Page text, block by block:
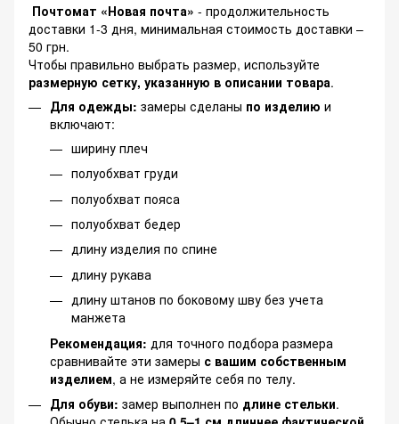
Почтомат «Новая почта» - продолжительность
доставки 1-3 дня, минимальная стоимость доставки –
50 грн.
Чтобы правильно выбрать размер, используйте
размерную сетку, указанную в описании товара.
Для одежды: замеры сделаны по изделию и
включают:
ширину плеч
полуобхват груди
полуобхват пояса
полуобхват бедер
длину изделия по спине
длину рукава
длину штанов по боковому шву без учета
манжета
Рекомендация: для точного подбора размера
сравнивайте эти замеры с вашим собственным
изделием, а не измеряйте себя по телу.
Для обуви: замер выполнен по длине стельки.